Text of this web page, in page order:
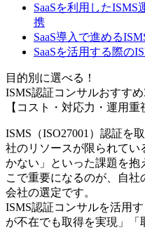
SaaSを利用した
携
SaaS導入で進める
SaaSを活用する際の
目的別に選べる！
ISMS認証コンサルおすすめ
【コスト・対応力・運用重
ISMS（ISO27001）認証を
社のリソースが限られて
かない」といった課題を抱
こで重要になるのが、自
会社の選定です。
ISMS認証コンサルを活用
が不在でも取得を実現」「